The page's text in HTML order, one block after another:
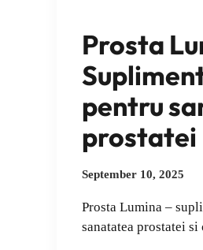
Prosta
pentru
prostatei
September 10, 2025
Prosta Lumina –
sanatatea prostatei